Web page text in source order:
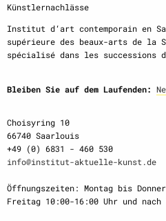
Künstlernachlässe
Institut d‘art contemporain en
supérieure des beaux-arts de la
spécialisé dans les successions
Bleiben Sie auf dem Laufenden:
Choisyring 10
66740 Saarlouis
+49 (0) 6831 - 460 530
info@institut-aktuelle-kunst.de
Öffnungszeiten: Montag bis
Freitag 10:00-16:00 Uhr und nach